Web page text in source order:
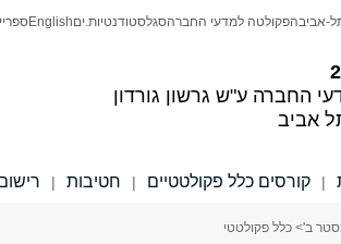
החברה ע"ש גרשון גורדון
אביב
אביבהפקולטה למדעי החברהסגלסטודנטיות.יםEnglish
| קורסים כלל פקולטטיים | חטיבות |
ב'> כלל פקולטטי